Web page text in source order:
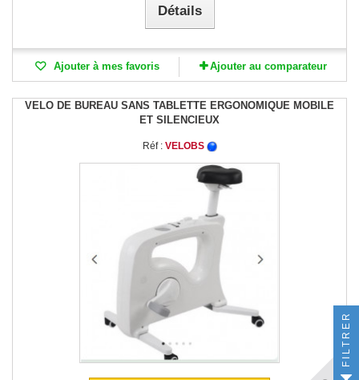
Détails
Ajouter à mes favoris Ajouter au comparateur
VELO DE BUREAU SANS TABLETTE ERGONOMIQUE MOBILE
ET SILENCIEUX
Réf : VELOBS
FILTRER